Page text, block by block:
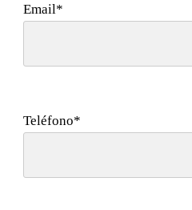
Email*
Teléfono*